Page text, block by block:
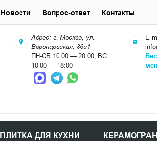
Адрес: г. Москва, ул.
Воронцовская, 36с1
ПН-СБ 10:00 — 20:00, ВС
10:00 — 18:00
E-
ПЛИТКА ДЛЯ КУХНИ
Новости Вопрос-ответ Контакты